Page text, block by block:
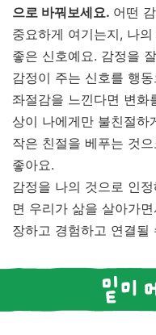
으로 바꿔보세요. 어떤
중요하게 여기는지, 나
좋은 신호예요. 감정을
감정이 주는 신호를 행
좌절감을 느낀다면 변화
상이 나에게만 불친절하
작은 친절을 베푸는 것
좋아요.
감정을 나의 것으로 인
면 우리가 삶을 살아가
장하고 경험하고 연결될